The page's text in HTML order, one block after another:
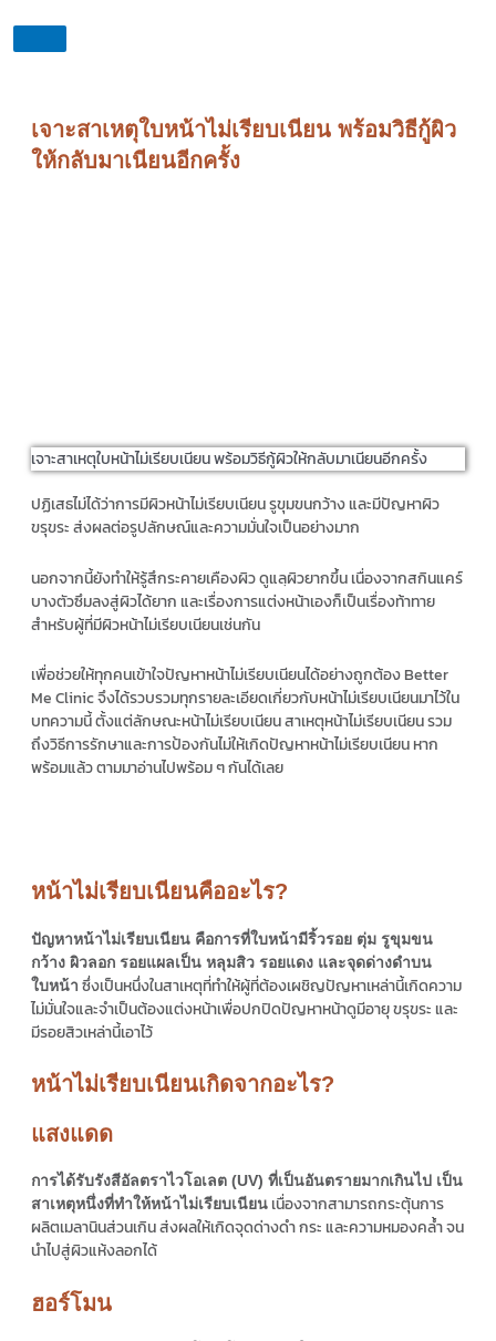
เจาะสาเหตุใบหน้าไม่เรียบเนียน พร้อมวิธีกู้ผิว
ให้กลับมาเนียนอีกครั้ง
เจาะสาเหตุใบหน้าไม่เรียบเนียน พร้อมวิธีกู้ผิวให้กลับมาเนียนอีกครั้ง
ปฏิเสธไม่ได้ว่าการมีผิวหน้าไม่เรียบเนียน รูขุมขนกว้าง และมีปัญหาผิว
ขรุขระ ส่งผลต่อรูปลักษณ์และความมั่นใจเป็นอย่างมาก
นอกจากนี้ยังทำให้รู้สึกระคายเคืองผิว ดูแลฺผิวยากขึ้น เนื่องจากสกินแคร์
บางตัวซึมลงสู่ผิวได้ยาก และเรื่องการแต่งหน้าเองก็เป็นเรื่องท้าทาย
สำหรับผู้ที่มีผิวหน้าไม่เรียบเนียนเช่นกัน
เพื่อช่วยให้ทุกคนเข้าใจปัญหาหน้าไม่เรียบเนียนได้อย่างถูกต้อง Better
Me Clinic จึงได้รวบรวมทุกรายละเอียดเกี่ยวกับหน้าไม่เรียบเนียนมาไว้ใน
บทความนี้ ตั้งแต่ลักษณะหน้าไม่เรียบเนียน สาเหตุหน้าไม่เรียบเนียน รวม
ถึงวิธีการรักษาและการป้องกันไม่ให้เกิดปัญหาหน้าไม่เรียบเนียน หาก
พร้อมแล้ว ตามมาอ่านไปพร้อม ๆ กันได้เลย
หน้าไม่เรียบเนียนคืออะไร?
ปัญหาหน้าไม่เรียบเนียน คือการที่ใบหน้ามีริ้วรอย ตุ่ม รูขุมขน
กว้าง ผิวลอก รอยแผลเป็น หลุมสิว รอยแดง และจุดด่างดำบน
ใบหน้า ซึ่งเป็นหนึ่งในสาเหตุที่ทำให้ผู้ที่ต้องเผชิญปัญหาเหล่านี้เกิดความ
ไม่มั่นใจและจำเป็นต้องแต่งหน้าเพื่อปกปิดปัญหาหน้าดูมีอายุ ขรุขระ และ
มีรอยสิวเหล่านี้เอาไว้
หน้าไม่เรียบเนียนเกิดจากอะไร?
แสงแดด
การได้รับรังสีอัลตราไวโอเลต (UV) ที่เป็นอันตรายมากเกินไป เป็น
สาเหตุหนึ่งที่ทำให้หน้าไม่เรียบเนียน เนื่องจากสามารถกระตุ้นการ
ผลิตเมลานินส่วนเกิน ส่งผลให้เกิดจุดด่างดำ กระ และความหมองคล้ำ จน
นำไปสู่ผิวแห้งลอกได้
ฮอร์โมน